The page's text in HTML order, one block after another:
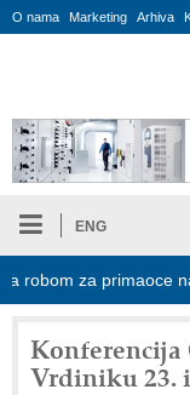
O nama Marketing Arhiva
ENG
za primaoce na
Konferencija
Vrdiniku 23.